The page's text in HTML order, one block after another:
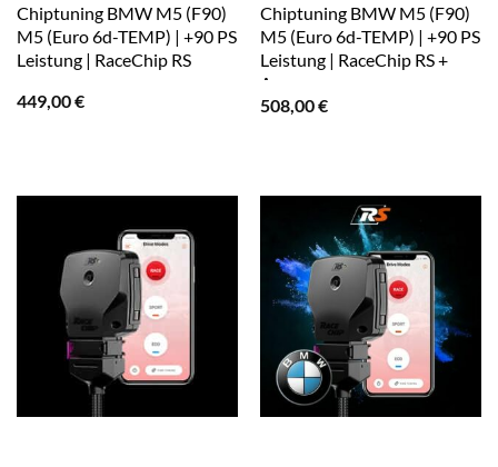
Chiptuning BMW M5 (F90)
M5 (Euro 6d-TEMP) | +90 PS
Leistung | RaceChip RS
449,00€
Chiptuning BMW M5 (F90)
M5 (Euro 6d-TEMP) | +90 PS
Leistung | RaceChip RS +
App
508,00€